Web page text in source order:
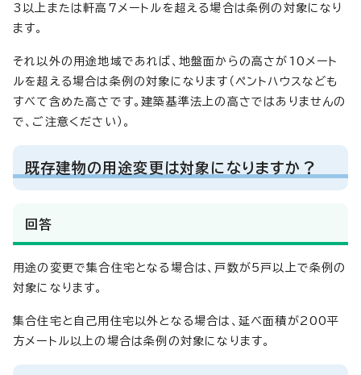
3以上または軒高7メートルを超える場合は条例の対象になり
ます。
それ以外の用途地域であれば、地盤面からの高さが10メート
ルを超える場合は条例の対象になります（ペントハウスなども
すべて含めた高さです。建築基準法上の高さではありませんの
で、ご注意ください）。
既存建物の用途変更は対象になりますか？
回答
用途の変更で集合住宅となる場合は、戸数が5戸以上で条例の
対象になります。
集合住宅と自己用住宅以外となる場合は、延べ面積が200平
方メートル以上の場合は条例の対象になります。